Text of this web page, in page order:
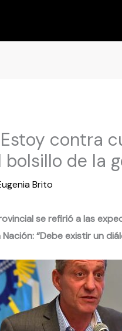
contra
de la
Brito
se refirió a las
“Debe existir un